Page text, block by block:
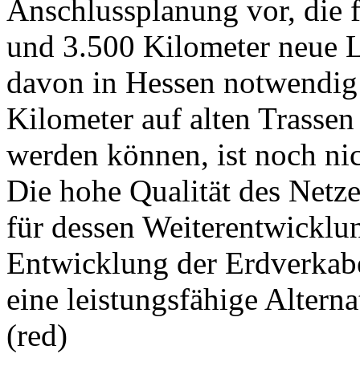
Anschlussplanung vor, die
und 3.500 Kilometer neue
davon in Hessen
Kilometer auf alten
werden können, ist noch
Die hohe Qualität des
für dessen
Entwicklung der
eine leistungsfähige
(red)